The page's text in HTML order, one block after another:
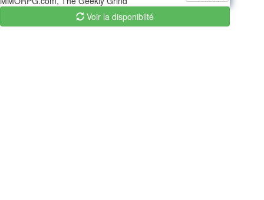
3/5 PCMag
Voir la disponibilté